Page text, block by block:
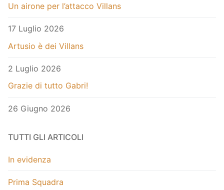
Un airone per l’attacco Villans
17 Luglio 2026
Artusio è dei Villans
2 Luglio 2026
Grazie di tutto Gabri!
26 Giugno 2026
TUTTI GLI ARTICOLI
In evidenza
Prima Squadra